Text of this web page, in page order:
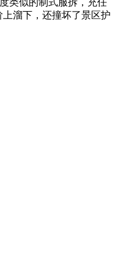
类似的制式服拆，充任
溜下，还撞坏了景区护